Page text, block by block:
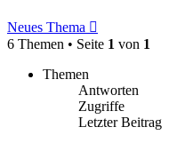
Neues Thema
6 Themen • Seite 1 von 1
Themen
Antworten
Zugriffe
Letzter Beitrag